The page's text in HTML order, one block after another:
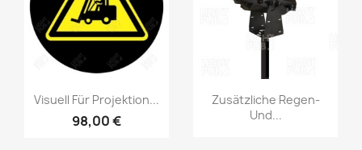
Visuell Für Projektion...
98,00 €
Zusätzliche Regen-
Und...